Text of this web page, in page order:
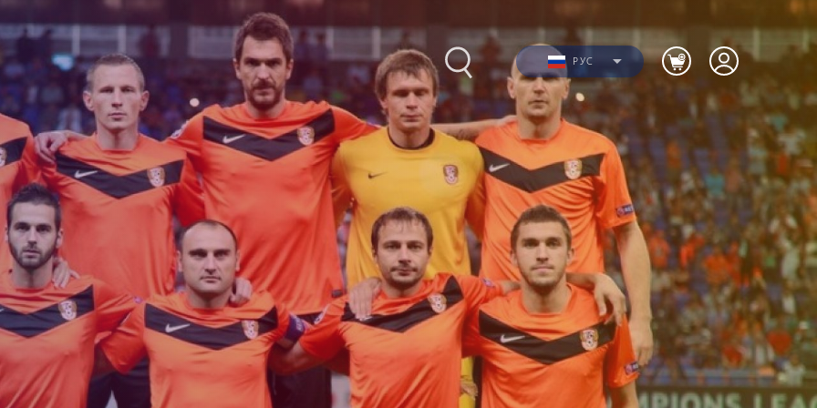
Матчи
Таблица
Структура
академии
Пюник 2009
Пюник 2010
Пюник 2011-1
Пюник 2011-2
Пюник 2012-1
Приём в
академию
детей
2017 -
2021
годов
рождения
Фото
Видео
РУС